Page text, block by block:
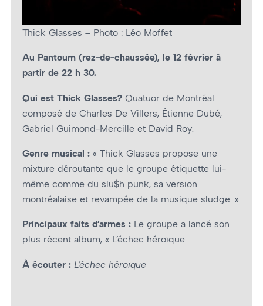
Thick Glasses – Photo : Léo Moffet
Au Pantoum (rez-de-chaussée), le 12 février à
partir de 22 h 30.
Qui est Thick Glasses? Quatuor de Montréal
composé de Charles De Villers, Étienne Dubé,
Gabriel Guimond-Mercille et David Roy.
Genre musical : « Thick Glasses propose une
mixture déroutante que le groupe étiquette lui-
même comme du slu$h punk, sa version
montréalaise et revampée de la musique sludge. »
Principaux faits d’armes : Le groupe a lancé son
plus récent album, « L’échec héroïque
À écouter : L’échec héroïque